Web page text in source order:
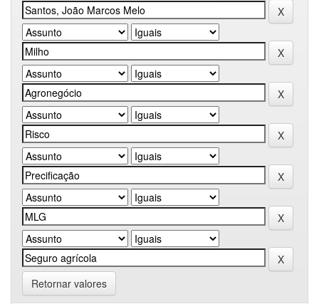
Retornar valores